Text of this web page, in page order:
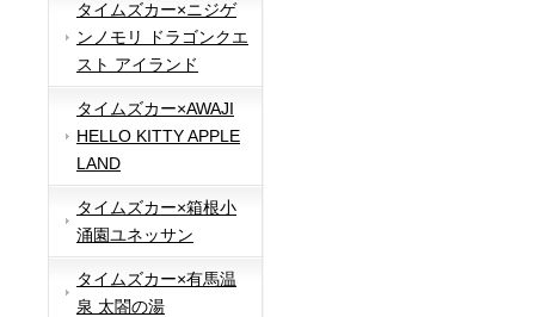
タイムズカー×ニジゲ
ンノモリ ドラゴンクエ
スト アイランド
タイムズカー×AWAJI
HELLO KITTY APPLE
LAND
タイムズカー×箱根小
涌園ユネッサン
タイムズカー×有馬温
泉 太閤の湯